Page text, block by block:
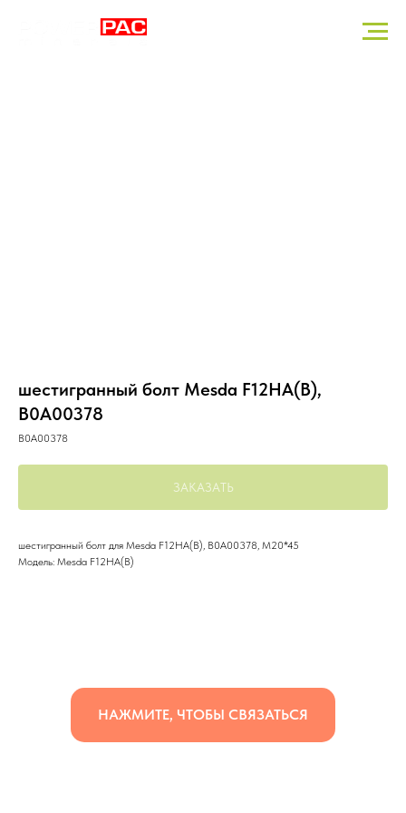
шестигранный болт Mesda F12HA(B),
B0A00378
B0A00378
ЗАКАЗАТЬ
шестигранный болт для Mesda F12HA(B), B0A00378, М20*45
Модель: Mesda F12HA(B)
НАЖМИТЕ, ЧТОБЫ СВЯЗАТЬСЯ